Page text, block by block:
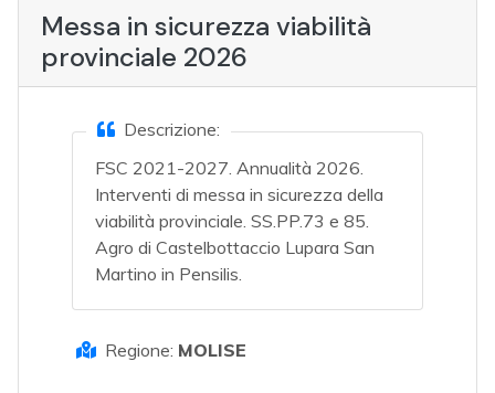
Messa in sicurezza viabilità
provinciale 2026
Descrizione:
FSC 2021-2027. Annualità 2026.
Interventi di messa in sicurezza della
viabilità provinciale. SS.PP.73 e 85.
Agro di Castelbottaccio Lupara San
Martino in Pensilis.
Regione: MOLISE